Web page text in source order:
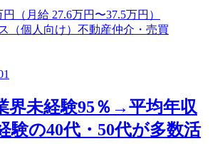
（月給 27.6万円〜37.5万円）
（個人向け） 不動産仲介・売買
界未経験95％→平均年収
験の40代・50代が多数活